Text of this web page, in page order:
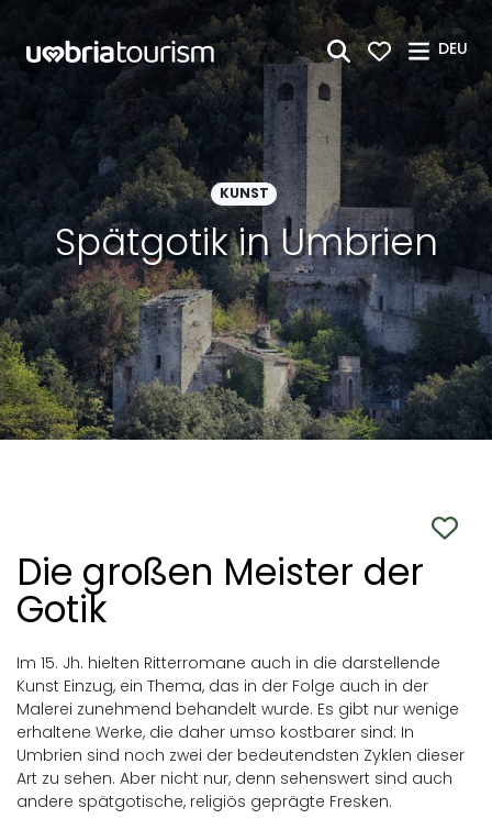
Zum Hauptinhalt springen
DEU
KUNST
Spätgotik in Umbrien
Die großen Meister der
Gotik
Im 15. Jh. hielten Ritterromane auch in die darstellende
Kunst Einzug, ein Thema, das in der Folge auch in der
Malerei zunehmend behandelt wurde. Es gibt nur wenige
erhaltene Werke, die daher umso kostbarer sind: In
Umbrien sind noch zwei der bedeutendsten Zyklen dieser
Art zu sehen. Aber nicht nur, denn sehenswert sind auch
andere spätgotische, religiös geprägte Fresken.